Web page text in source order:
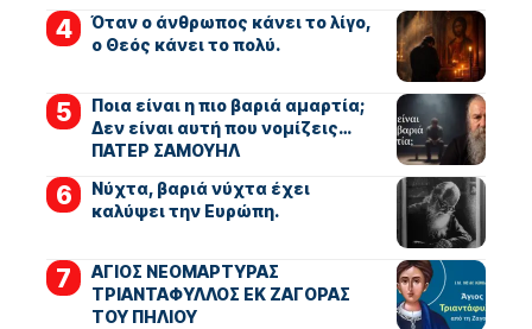
Όταν ο άνθρωπος κάνει το λίγο,
ο Θεός κάνει το πολύ.
Ποια είναι η πιο βαριά αμαρτία;
Δεν είναι αυτή που νομίζεις…
ΠΑΤΕΡ ΣΑΜΟΥΗΛ
Νύχτα, βαριά νύχτα έχει
καλύψει την Ευρώπη.
ΑΓΙΟΣ ΝΕΟΜΑΡΤΥΡΑΣ
ΤΡΙΑΝΤΑΦΥΛΛΟΣ ΕΚ ΖΑΓΟΡΑΣ
ΤΟΥ ΠΗΛΙΟΥ